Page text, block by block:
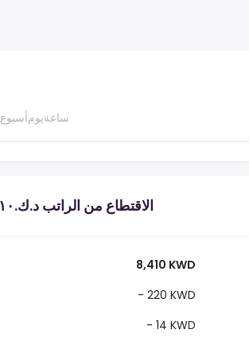
أسبوعيومساعة
الاقتطاع من الراتب د.ك.‏٨٬٤١٠ ‏ في الكويت
8,410 KWD
- 220 KWD
- 14 KWD